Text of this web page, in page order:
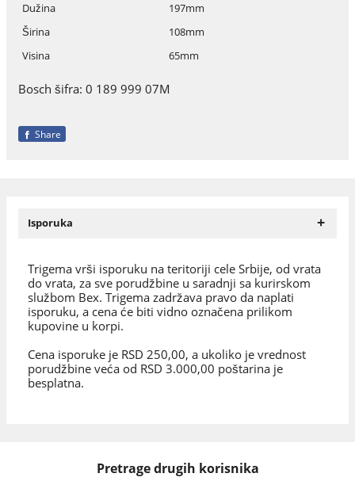
Dužina
197mm
Širina
108mm
Visina
65mm
Bosch šifra: 0 189 999 07M
Share
Isporuka +
Trigema vrši isporuku na teritoriji cele Srbije, od vrata
do vrata, za sve porudžbine u saradnji sa kurirskom
službom Bex. Trigema zadržava pravo da naplati
isporuku, a cena će biti vidno označena prilikom
kupovine u korpi.
Cena isporuke je RSD 250,00, a ukoliko je vrednost
porudžbine veća od RSD 3.000,00 poštarina je
besplatna.
Pretrage drugih korisnika